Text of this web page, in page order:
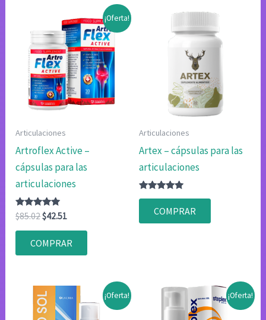
¡Oferta!
Articulaciones
Artroflex Active –
cápsulas para las
articulaciones
Valorado
con
4.83
de 5
$85.02El
original
era:
$42.51
actual
es:
COMPRAR
Articulaciones
Artex – cápsulas para las
articulaciones
Valorado
4.80
de 5
COMPRAR
¡Oferta! ¡Oferta!